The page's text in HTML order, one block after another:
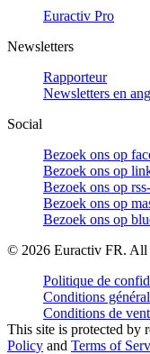
Euractiv Pro
Newsletters
Rapporteur
Newsletters en
Social
Bezoek ons op
Bezoek ons op
Bezoek ons op
Bezoek ons op
Bezoek ons op
© 2026 Euractiv FR. All
Politique de
Conditions
Conditions de
This site is protected
Policy and Terms of